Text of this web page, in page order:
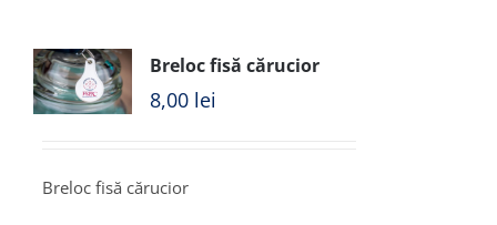
Breloc fisă cărucior
8,00 lei
Breloc fisă cărucior